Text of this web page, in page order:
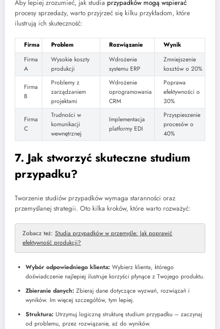
Aby lepiej zrozumieć, jak studia przypadków mogą wspierać
procesy sprzedaży, warto przyjrzeć się kilku przykładom, które
ilustrują ich skuteczność:
Firma Problem Rozwiązanie
Wynik
Firma
A
Wysokie koszty
produkcji
Wdrożenie
systemu ERP
Zmniejszenie
kosztów o 20%
Firma
B
Problemy z
zarządzaniem
projektami
Wdrożenie
oprogramowania
CRM
Poprawa
efektywności o
30%
Firma
C
Trudności w
komunikacji
wewnętrznej
Implementacja
platformy EDI
Przyspieszenie
procesów o
40%
7. Jak stworzyć skuteczne studium
przypadku?
Tworzenie studiów przypadków wymaga staranności oraz
przemyślanej strategii. Oto kilka kroków, które warto rozważyć:
Zobacz też: Studia przypadków w przemyśle: Jak poprawić
efektywność produkcji?
Wybór odpowiedniego klienta: Wybierz klienta, którego
doświadczenie najlepiej ilustruje korzyści płynące z Twojego produktu.
Zbieranie danych: Zbieraj dane dotyczące wyzwań, rozwiązań i
wyników. Im więcej szczegółów, tym lepiej.
Struktura: Utrzymuj logiczną strukturę studium przypadku – zaczynaj
od problemu, przez rozwiązanie, aż do wyników.